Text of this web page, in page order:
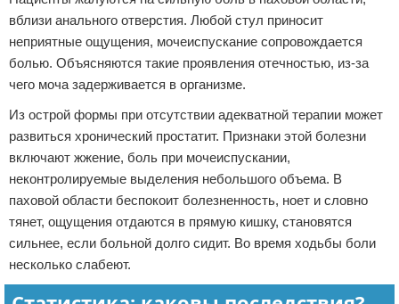
вблизи анального отверстия. Любой стул приносит
неприятные ощущения, мочеиспускание сопровождается
болью. Объясняются такие проявления отечностью, из-за
чего моча задерживается в организме.
Из острой формы при отсутствии адекватной терапии может
развиться хронический простатит. Признаки этой болезни
включают жжение, боль при мочеиспускании,
неконтролируемые выделения небольшого объема. В
паховой области беспокоит болезненность, ноет и словно
тянет, ощущения отдаются в прямую кишку, становятся
сильнее, если больной долго сидит. Во время ходьбы боли
несколько слабеют.